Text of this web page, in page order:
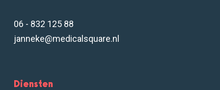
06 - 832 125 88
janneke@medicalsquare.nl
Diensten